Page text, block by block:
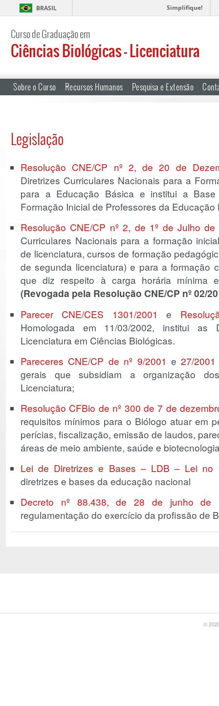
BRASIL Simplifique!
Curso de Graduação em
Ciências Biológicas – Licenciatura
Sobre o Curso Recursos Humanos Pesquisa e Extensão
Legislação
Resolução CNE/CP nº 2, de 20 de
Diretrizes Curriculares Nacionais para a
para a Educação Básica e institui a
Formação Inicial de Professores da
Resolução CNE/CP nº 2, de 1º de Julho de
Curriculares Nacionais para a formação
de licenciatura, cursos de formação
de segunda licenciatura) e para a formação
que diz respeito à carga horária mínima
(Revogada pela Resolução CNE/CP nº 02/
Parecer CNE/CES 1301/2001 e
Homologada em 11/03/2002, institui as
Licenciatura em Ciências Biológicas.
Pareceres CNE/CP de nº 9/2001 e 27/2001
gerais que subsidiam a organização
Licenciatura;
Resolução CFBio de nº 300 de 7 de
requisitos mínimos para o Biólogo atuar em
perícias, fiscalização, emissão de laudos,
áreas de meio ambiente, saúde e
Lei de Diretrizes e Bases – LDB – Lei no
diretrizes e bases da educação nacional
Decreto nº 88.438, de 28 de junho de
regulamentação do exercício da profissão de
©